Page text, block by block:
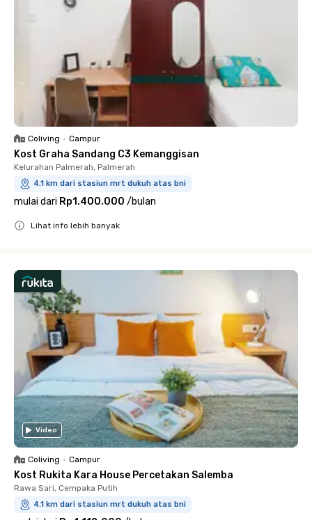
Coliving • Campur
Kost Graha Sandang C3 Kemanggisan
Kelurahan Palmerah, Palmerah
4.1 km dari stasiun mrt dukuh atas bni
mulai dari Rp1.400.000 /bulan
Lihat info lebih banyak
Video
Coliving • Campur
Kost Rukita Kara House Percetakan Salemba
Rawa Sari, Cempaka Putih
4.1 km dari stasiun mrt dukuh atas bni